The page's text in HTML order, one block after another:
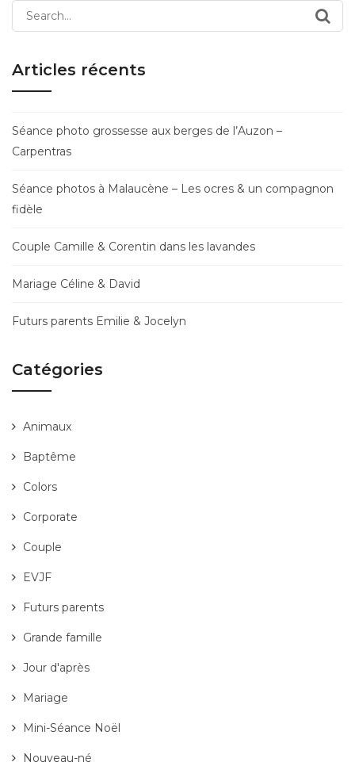
Search
for:
Articles récents
Séance photo grossesse aux berges de l’Auzon –
Carpentras
Séance photos à Malaucène – Les ocres & un compagnon
fidèle
Couple Camille & Corentin dans les lavandes
Mariage Céline & David
Futurs parents Emilie & Jocelyn
Catégories
Animaux
Baptême
Colors
Corporate
Couple
EVJF
Futurs parents
Grande famille
Jour d'après
Mariage
Mini-Séance Noël
Nouveau-né